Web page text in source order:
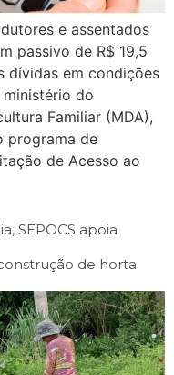
e assentados
passivo de R$ 19,5
dívidas em condições
do
Familiar (MDA),
programa de
de Acesso ao
SEPOCS apoia
de horta